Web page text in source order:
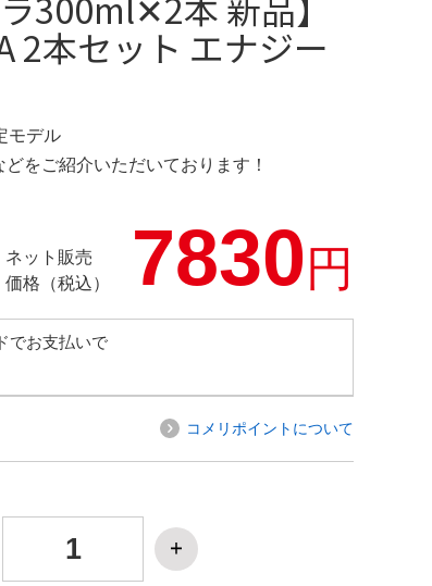
2本セット エナジー
モデル
をご紹介いただいております！
ネット販売
価格（税込）
7830円
でお支払いで
コメリポイントについて